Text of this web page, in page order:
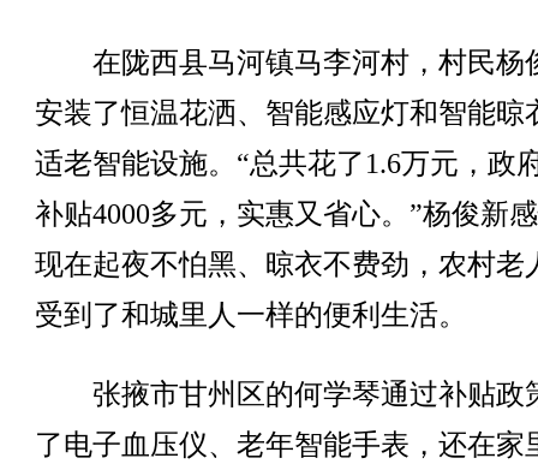
在陇西县马河镇马李河村，村民杨
安装了恒温花洒、智能感应灯和智能晾
适老智能设施。“总共花了1.6万元，政
补贴4000多元，实惠又省心。”杨俊新
现在起夜不怕黑、晾衣不费劲，农村老
受到了和城里人一样的便利生活。
张掖市甘州区的何学琴通过补贴政
了电子血压仪、老年智能手表，还在家